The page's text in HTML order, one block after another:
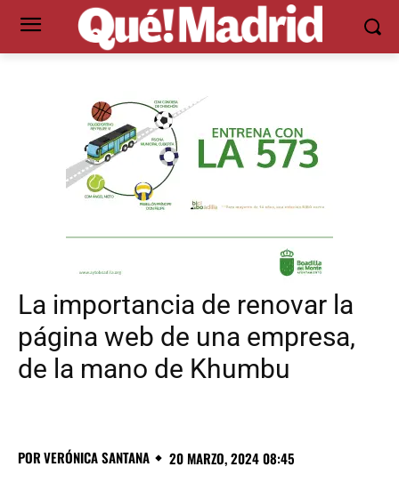
La importancia de renovar la
página web de una empresa,
de la mano de Khumbu
PORVERÓNICA SANTANA 20 MARZO, 2024 08:45